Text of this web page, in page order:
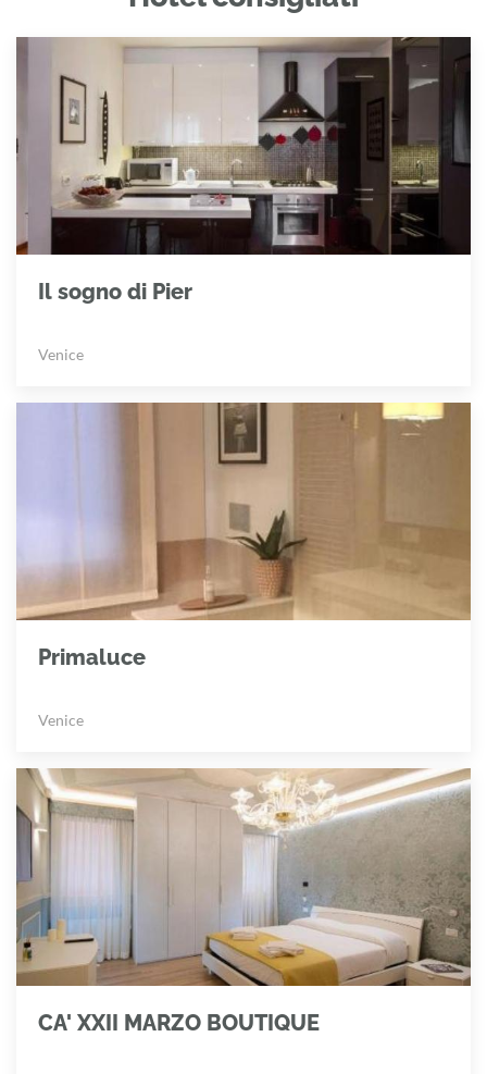
Il sogno di Pier
Venice
Primaluce
Venice
CA' XXII MARZO BOUTIQUE